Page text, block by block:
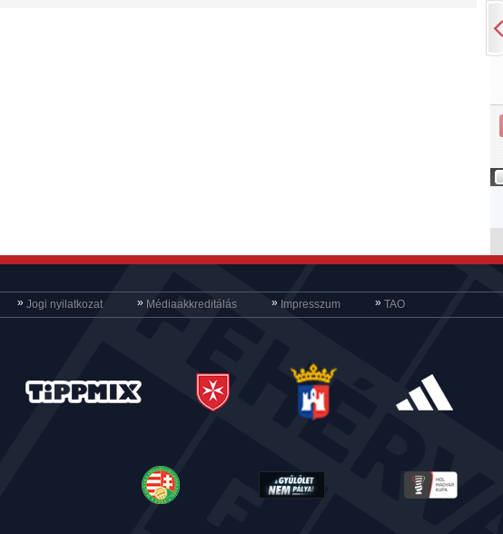
» Jogi nyilatkozat » Médiaakkreditálás » Impresszum » TAO